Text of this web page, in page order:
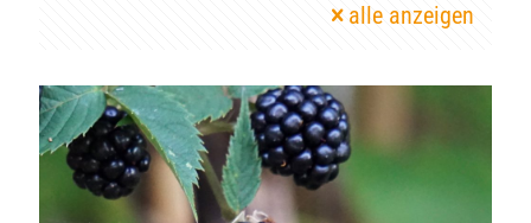
alle anzeigen